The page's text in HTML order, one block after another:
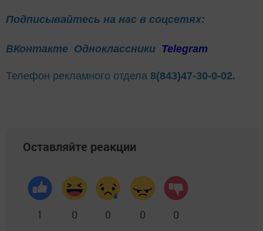
Подписывайтесь на нас в соцсетях:
ВКонтакте Одноклассники Telegram
Телефон рекламного отдела 8(843)47-30-0-02.
Оставляйте реакции
1 0 0 0 0